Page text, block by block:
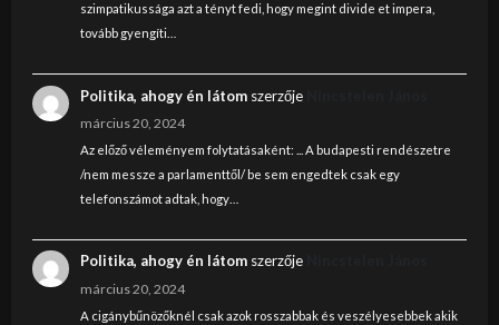
szimpatikussága azt a tényt fedi, hogy megint divide et impera,
tovább gyengíti…
Politika, ahogy én látomszerzője
március 20, 2024
Az előző véleményem folytatásaként: ... A budapesti rendészetre
/nem messze a parlamenttől/ be sem engedtek csak egy
telefonszámot adtak, hogy…
Politika, ahogy én látomszerzője
március 20, 2024
A cigánybűnözőknél csak azok rosszabbak és veszélyesebbek akik